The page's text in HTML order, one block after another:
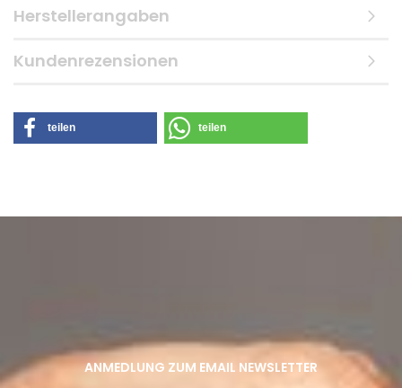
Herstellerangaben
Kundenrezensionen
teilen teilen
ANMEDLUNG ZUM EMAIL NEWSLETTER